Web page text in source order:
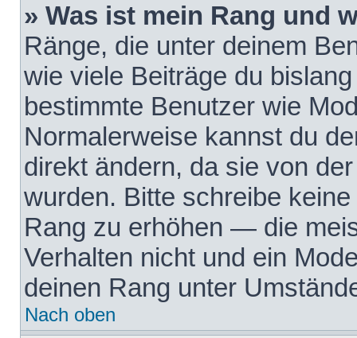
» Was ist mein Rang und
Ränge, die unter deinem
wie viele Beiträge du
bestimmte Benutzer wie
Normalerweise kannst du
direkt ändern, da sie von
wurden. Bitte schreibe
Rang zu erhöhen — die
Verhalten nicht und ein
deinen Rang unter
Nach oben